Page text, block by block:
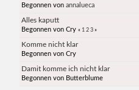
Begonnen vonannalueca
Alles kaputt
Begonnen von Cry« 1 2 3 »
Komme nicht klar
Begonnen von Cry
Damit komme ich nicht klar
Begonnen von Butterblume